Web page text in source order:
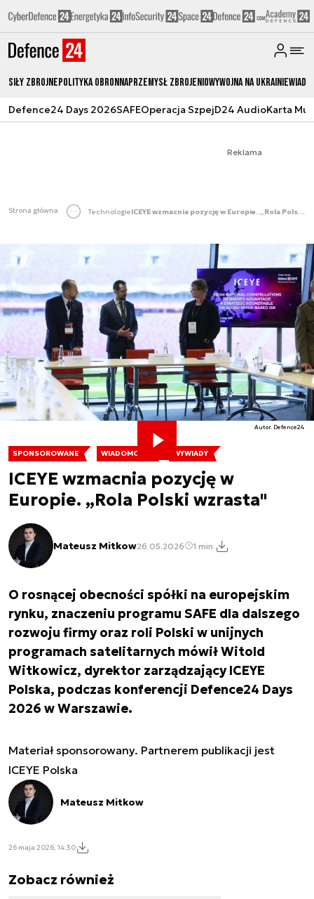
Siły zbrojnePolityka obronnaPrzemysł ZbrojeniowyWojna na Ukrainie
Defence24 Days 2026SAFEOperacja SzpejD24 AudioKarta
Reklama
Strona główna Technologie ICEYE wzmacnia pozycję w Europie. „Rola Polski wzrasta"
SPONSOROWANE WIADOMOŚCI WYWIADY
ICEYE wzmacnia pozycję w
Europie. „Rola Polski wzrasta"
Mateusz Mitkow26.05.2026 1 min.
Autor. Defence24
O rosnącej obecności spółki na europejskim
rynku, znaczeniu programu SAFE dla dalszego
rozwoju firmy oraz roli Polski w unijnych
programach satelitarnych mówił Witold
Witkowicz, dyrektor zarządzający ICEYE
Polska, podczas konferencji Defence24 Days
2026 w Warszawie.
Materiał sponsorowany. Partnerem publikacji jest
ICEYE Polska
Mateusz Mitkow
26 maja 2026, 14:30
Zobacz również